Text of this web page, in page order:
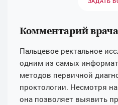
Комментарий
Пальцевое ректальное
одним из самых
методов первичной
проктологии. Несмотря
она позволяет выявить